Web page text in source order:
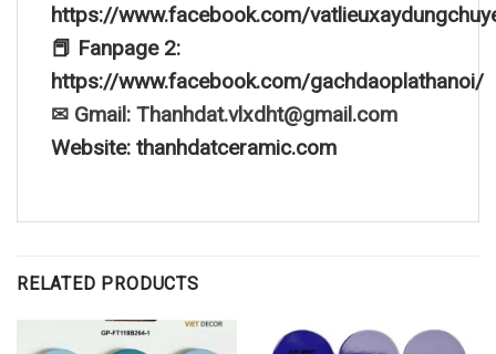
https://www.facebook.com/
📕 Fanpage 2:
https://www.facebook.com/gachdaoplathanoi/
✉ Gmail: Thanhdat.vlxdht@gmail.com
Website: thanhdatceramic.com
RELATED PRODUCTS